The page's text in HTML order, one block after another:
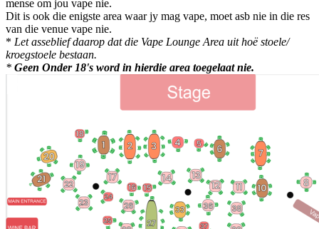
mense om jou vape nie.
Dit is ook die enigste area waar jy mag vape, moet asb nie in die res
van die venue vape nie.
* Let asseblief daarop dat die Vape Lounge Area uit hoë stoele/
kroegstoele bestaan.
* Geen Onder 18's word in hierdie area toegelaat nie.